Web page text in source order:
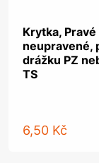
Krytka,
neupravené,
drážku PZ
TS
6,50 Kč